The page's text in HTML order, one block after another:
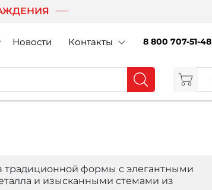
Новости Контакты 8 800 707-51-48
традиционной формы с элегантными
и изысканными стемами из